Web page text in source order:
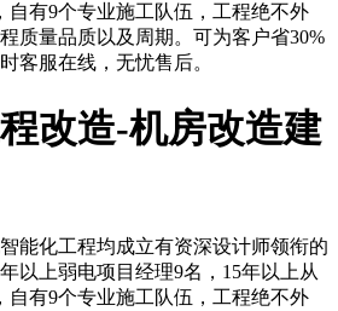
自有9个专业施工队伍，工程绝不外
质量品质以及周期。可为客户省30%
客服在线，无忧售后。
改造-机房改造建
能化工程均成立有资深设计师领衔的
以上弱电项目经理9名，15年以上从
自有9个专业施工队伍，工程绝不外